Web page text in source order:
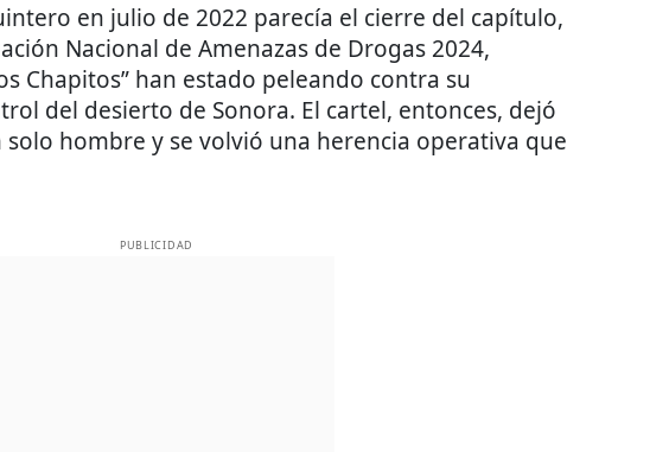
en julio de 2022 parecía el cierre del capítulo,
Nacional de Amenazas de Drogas 2024,
Chapitos” han estado peleando contra su
del desierto de Sonora. El cartel, entonces, dejó
hombre y se volvió una herencia operativa que
PUBLICIDAD